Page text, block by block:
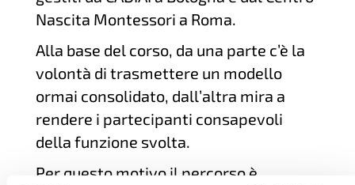
Nascita Montessori a Roma.
Alla base del corso, da una parte c’è la
volontà di trasmettere un modello
ormai consolidato, dall’altra mira a
rendere i partecipanti consapevoli
della funzione svolta.
Per questo motivo il percorso è